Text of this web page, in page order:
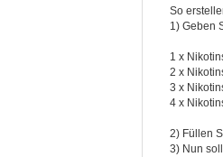
So
1) Geben
1 x
2 x
3 x
4 x
2) Füllen
3) Nun